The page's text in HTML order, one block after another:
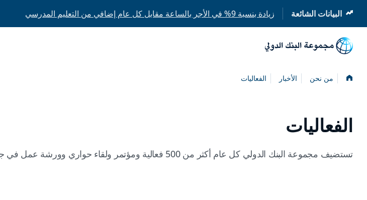
البيانات الشائعة زيادة بنسبة 9% في الأجر بالساعة مقابل كل عام إضافي من التعليم المدرسي
(opens
in
a
new
(opens
in
a
الصفحةمن نحن الأخبار الفعاليات
الفعاليات
تستضيف مجموعة البنك الدولي كل عام أكثر من 500 فعالية ومؤتمر ولقاء حواري وورشة عمل في جميع أنحاء العالم. تابعونا الآن وشاركونا في المناقشة.